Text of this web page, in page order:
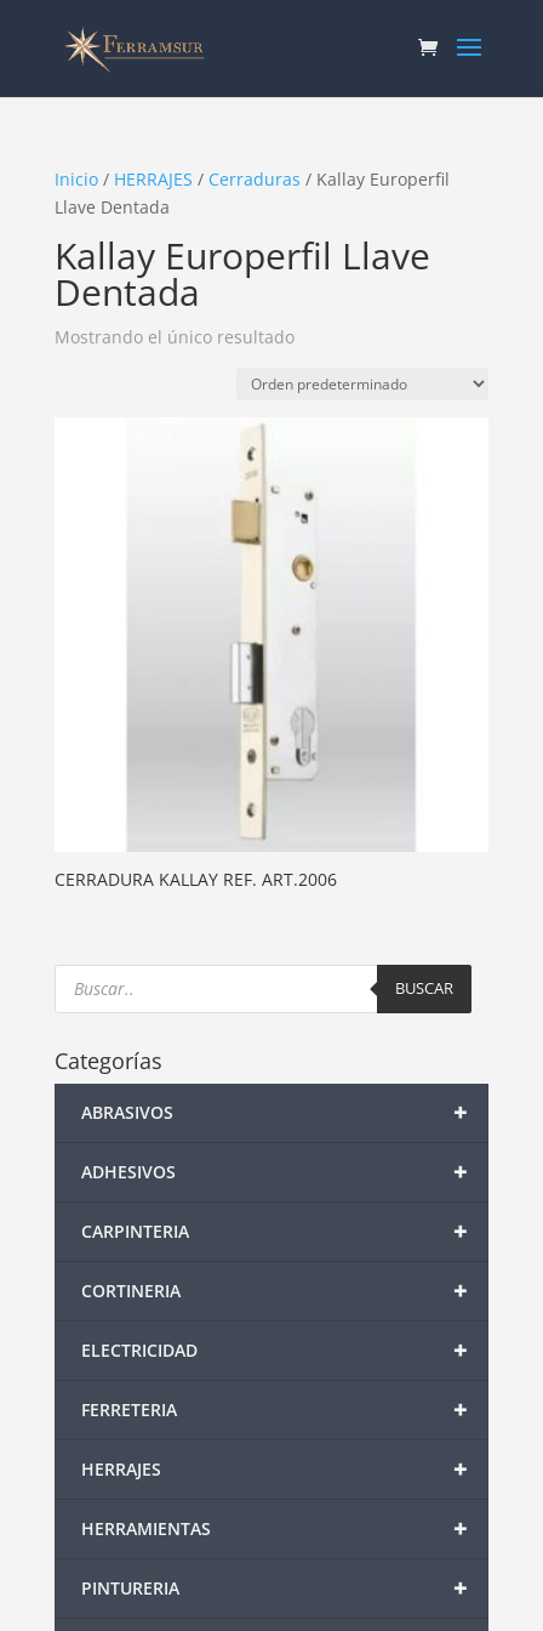
Inicio/ HERRAJES / Cerraduras / Kallay Europerfil
Llave Dentada
Kallay Europerfil Llave
Dentada
Mostrando el único resultado
CERRADURA KALLAY REF. ART.2006
Products
search BUSCAR
Categorías
+
ABRASIVOS
+
ADHESIVOS
+
CARPINTERIA
+
CORTINERIA
+
ELECTRICIDAD
+
FERRETERIA
+
HERRAJES
+
HERRAMIENTAS
+
PINTURERIA